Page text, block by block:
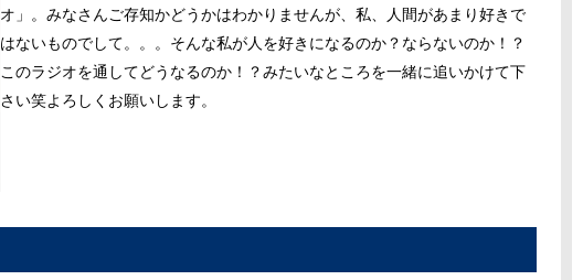
オ」。みなさんご存知かどうかはわかりませんが、私、人間があまり好きで
はないものでして。。。そんな私が人を好きになるのか？ならないのか！？
このラジオを通してどうなるのか！？みたいなところを一緒に追いかけて下
さい笑よろしくお願いします。